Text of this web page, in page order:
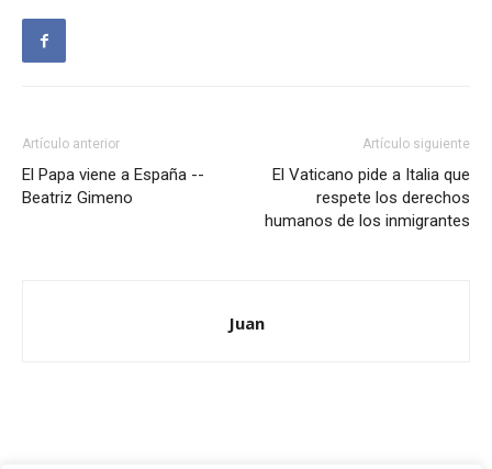
Artículo anterior
El Papa viene a España --
Beatriz Gimeno
Artículo siguiente
El Vaticano pide a Italia que
respete los derechos
humanos de los inmigrantes
Juan